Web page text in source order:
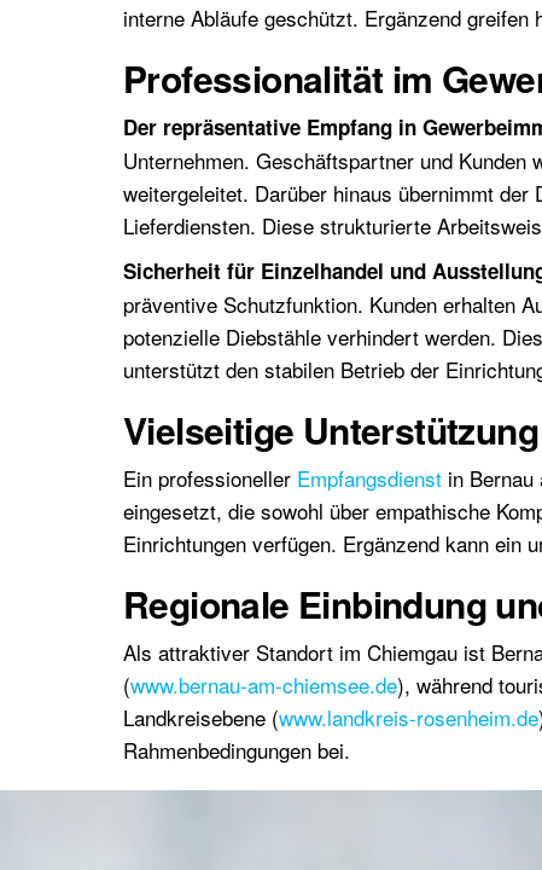
interne Abläufe geschützt. Ergänzend greifen
Professionalität im
Der repräsentative Empfang in
Unternehmen. Geschäftspartner und
weitergeleitet. Darüber hinaus übernimmt
Lieferdiensten. Diese strukturierte
Sicherheit für Einzelhandel und
präventive Schutzfunktion. Kunden erhalten
potenzielle Diebstähle verhindert werden.
unterstützt den stabilen Betrieb der
Vielseitige
Ein professioneller Empfangsdienst in
eingesetzt, die sowohl über empathische
Einrichtungen verfügen. Ergänzend kann ein
Regionale Einbindung
Als attraktiver Standort im Chiemgau ist
(www.bernau-am-chiemsee.de), während
Landkreisebene (www.landkreis-rosenheim.de
Rahmenbedingungen bei.